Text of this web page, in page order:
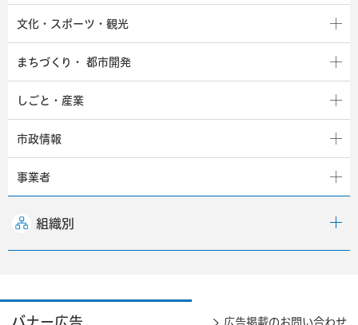
文化・スポーツ・観光
まちづくり・ 都市開発
しごと・産業
市政情報
事業者
組織別
バナー広告 広告掲載のお問い合わせ